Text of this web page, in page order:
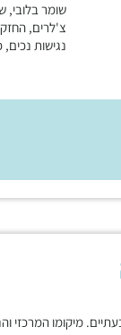
צ'לרים,
נגישות נכים,
מיקומו המרכזי